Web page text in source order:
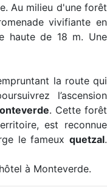
Au milieu d'une forêt
vivifiante en
haute de 18 m. Une
la route qui
l’ascension
. Cette forêt
est reconnue
le fameux quetzal.
à Monteverde.